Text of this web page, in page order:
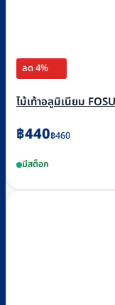
ลด 4%
ไม้เท้าอลูมิเนียม
฿460
Original
was:
฿460.
฿440
Current
is:
฿440.
มีสต็อก